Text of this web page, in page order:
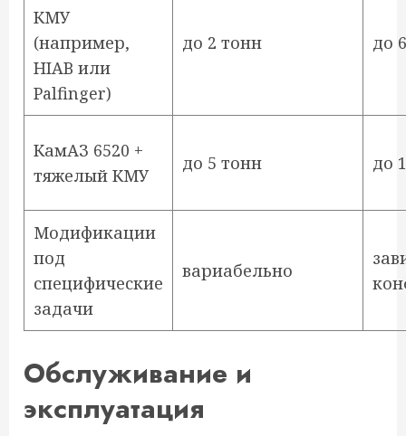
КМУ
(например,
HIAB или
Palfinger)
до 2 тонн до
КамАЗ 6520 +
тяжелый КМУ
до 5 тонн до
Модификации
под
специфические
задачи
вариабельно
Обслуживание и
эксплуатация